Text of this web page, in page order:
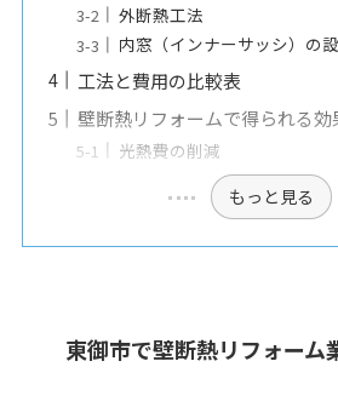
外断熱工法
内窓（インナーサッシ）の
工法と費用の比較表
壁断熱リフォームで得られる効
光熱費の削減
もっと見る
東御市で壁断熱リフォーム